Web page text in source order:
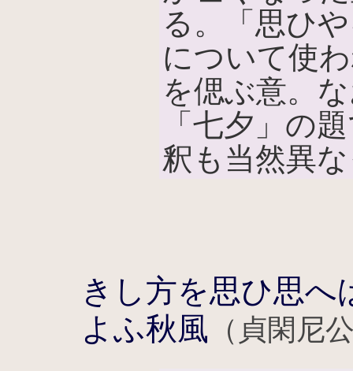
る。「思ひ
について使
を偲ぶ意。
「七夕」の
釈も当然異
きし方を思ひ思
よふ秋風 （貞閑尼